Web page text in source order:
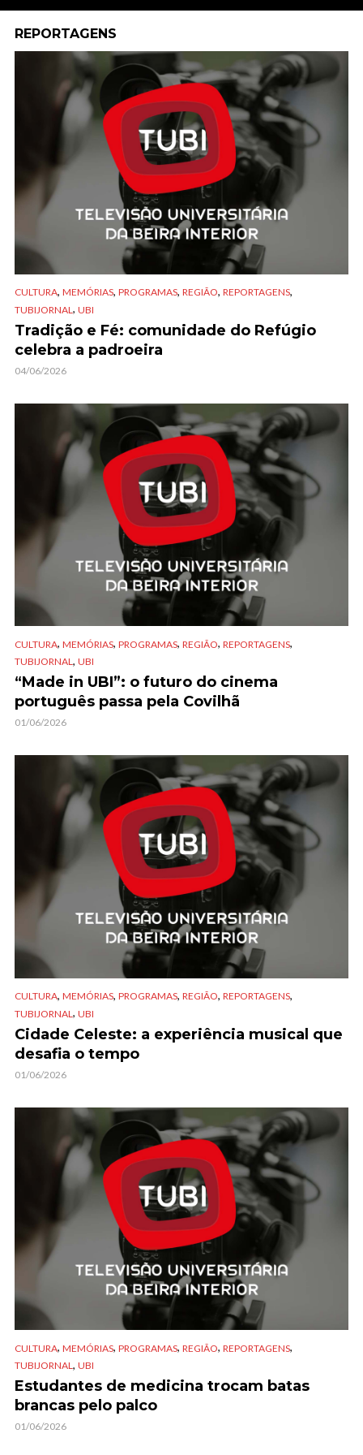
REPORTAGENS
CULTURA, MEMÓRIAS, PROGRAMAS, REGIÃO, REPORTAGENS,
TUBIJORNAL , UBI
Tradição e Fé: comunidade do Refúgio
celebra a padroeira
04/06/2026
CULTURA, MEMÓRIAS, PROGRAMAS, REGIÃO, REPORTAGENS,
TUBIJORNAL, UBI
“Made in UBI”: o futuro do cinema
português passa pela Covilhã
01/06/2026
CULTURA, MEMÓRIAS, PROGRAMAS, REGIÃO, REPORTAGENS,
TUBIJORNAL , UBI
Cidade Celeste: a experiência musical que
desafia o tempo
01/06/2026
CULTURA, MEMÓRIAS, PROGRAMAS, REGIÃO, REPORTAGENS,
TUBIJORNAL, UBI
Estudantes de medicina trocam batas
brancas pelo palco
01/06/2026